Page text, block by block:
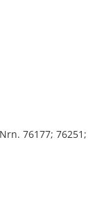
76177; 76251;